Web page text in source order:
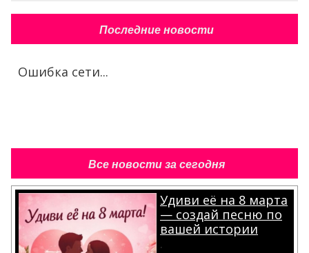
Последние новости
Ошибка сети...
Все новости за сегодня
Удиви её на 8 марта
— создай песню по
вашей истории
.